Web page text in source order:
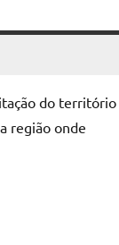
do território
região onde